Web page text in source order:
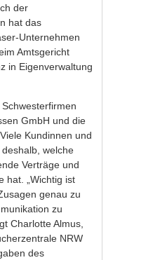
der
hat das
Unternehmen
Amtsgericht
in Eigenverwaltung
GmbH und die
Kundinnen und
welche
Verträge und
hat. „Wichtig ist
genau zu
zu
Charlotte Almus,
NRW
des